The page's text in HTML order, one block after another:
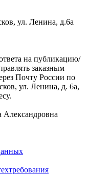
ул. Ленина, д.6а
на публикацию/
заказным
Почту России по
ул. Ленина, д. 6а,